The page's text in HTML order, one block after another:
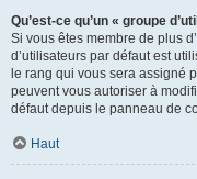
Qu’est-ce qu’un « groupe
Si vous êtes membre de plus
d’utilisateurs par défaut est
le rang qui vous sera assigné
peuvent vous autoriser à
défaut depuis le panneau de
Haut